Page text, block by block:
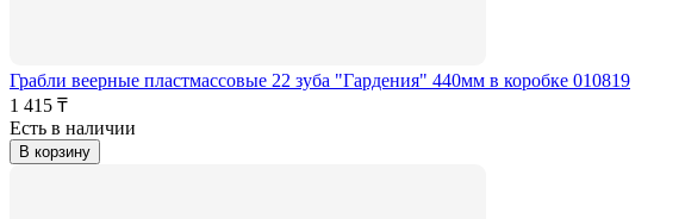
Грабли веерные пластмассовые 22 зуба "Гардения" 440мм в коробке 010819
1 415 ₸
Есть в наличии
В корзину